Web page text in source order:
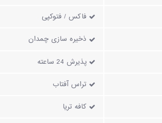
فاکس / فتوکپی
ذخیره سازی چمدان
پذیرش 24 ساعته
تراس آفتاب
کافه تریا